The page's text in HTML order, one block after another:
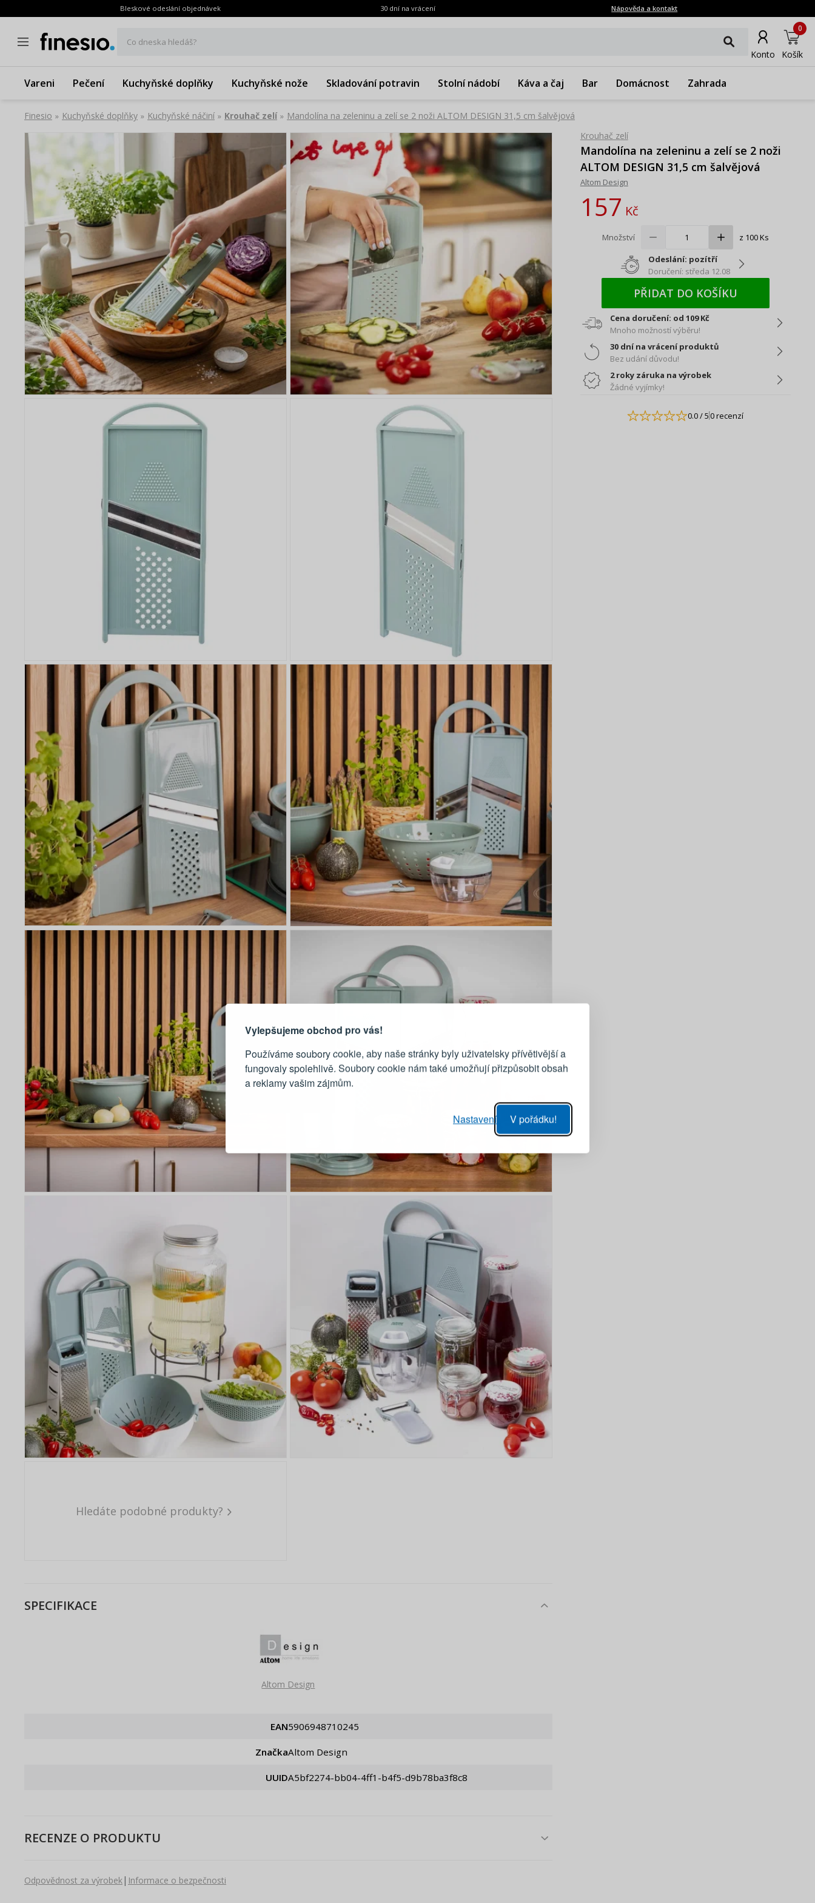
Vylepšujeme obchod pro vás!
Používáme soubory cookie, aby naše stránky byly uživatelsky přívětivější a
fungovaly spolehlivě. Soubory cookie nám také umožňují přizpůsobit obsah
a reklamy vašim zájmům.
V pořádku!
Nastavení
Bleskové odeslání objednávek 30 dní na vrácení Nápověda a kontakt
Co dneska hledáš?
Konto Košík
0
Vareni Pečení Kuchyňské doplňky Kuchyňské nože Skladování potravin Stolní nádobí Káva a čaj Bar Domácnost Zahrada
Finesio » Kuchyňské doplňky » Kuchyňské náčiní » Krouhač zelí » Mandolína na zeleninu a zelí se 2 noži ALTOM DESIGN 31,5 cm šalvějová
Hledáte podobné produkty?
Krouhač zelí
Mandolína na zeleninu a zelí se 2 noži
ALTOM DESIGN 31,5 cm šalvějová
Altom Design
157Kč
Množství z 100 Ks
Odeslání: pozítří
Doručení: středa 12.08
PŘIDAT DO KOŠÍKU
Cena doručení: od 109 Kč
Mnoho možností výběru!
30 dní na vrácení produktů
Bez udání důvodu!
2 roky záruka na výrobek
Žádné vyjímky!
0.0/ 50 recenzí
SPECIFIKACE
Altom Design
EAN 5906948710245
Značka Altom Design
UUID a5bf2274-bb04-4ff1-b4f5-d9b78ba3f8c8
RECENZE O PRODUKTU
Odpovědnost za výrobek| Informace o bezpečnosti
Zde je důvod, proč se vyplatí
vytvořit účet
Živý náhled na změny v objednávce
PŘIHLÁŠENÍ
Emailová adresa
PŘIHLÁSIT SE
Připomenutí hesla